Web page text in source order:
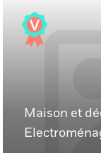
Maison et